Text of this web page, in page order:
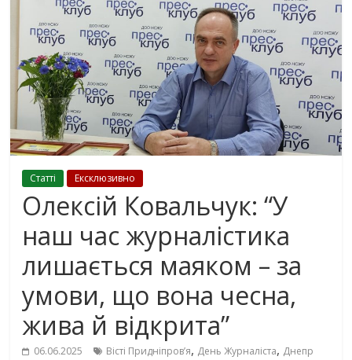
Cтаттi Ексклюзивно
Олексій Ковальчук: “У
наш час журналістика
лишається маяком – за
умови, що вона чесна,
жива й відкрита”
06.06.2025 Вісті Придніпровʼя, День Журналіста, Днепр